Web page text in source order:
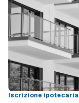
Iscrizione ipotecaria